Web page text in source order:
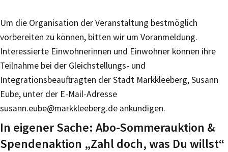
Um die Organisation der Veranstaltung bestmöglich
vorbereiten zu können, bitten wir um Voranmeldung.
Interessierte Einwohnerinnen und Einwohner können ihre
Teilnahme bei der Gleichstellungs- und
Integrationsbeauftragten der Stadt Markkleeberg, Susann
Eube, unter der E-Mail-Adresse
susann.eube@markkleeberg.de ankündigen.
In eigener Sache: Abo-Sommerauktion &
Spendenaktion „Zahl doch, was Du willst“